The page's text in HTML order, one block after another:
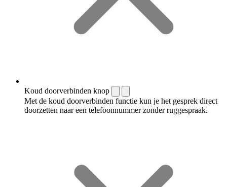
Koud doorverbinden knop
Met de koud doorverbinden functie kun je het gesprek direct
doorzetten naar een telefoonnummer zonder ruggespraak.